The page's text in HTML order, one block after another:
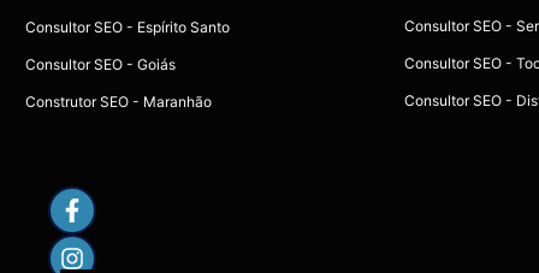
Consultor SEO - Espírito Santo
Consultor SEO - Goiás
Construtor SEO - Maranhão
Consultor SEO -
Consultor SEO -
Consultor SEO -